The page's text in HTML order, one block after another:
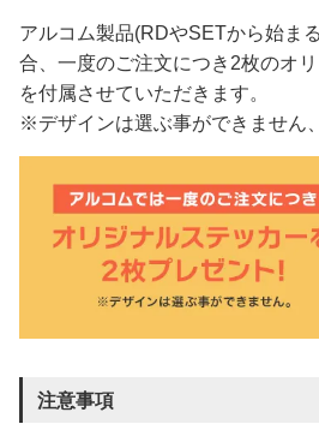
アルコム製品(RDやSETから始ま
合、一度のご注文につき2枚のオ
を付属させていただきます。
※デザインは選ぶ事ができません
注意事項